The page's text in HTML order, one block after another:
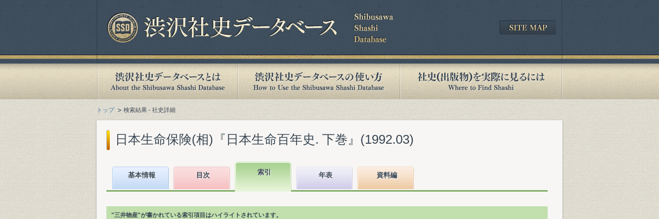
トップ 検索結果 - 社史詳細
日本生命保険(相)『日本生命百年史. 下巻』(1992.03)
基本情報 目次 索引 年表 資料編
"三井物産"が書かれている索引項目はハイライトされています。